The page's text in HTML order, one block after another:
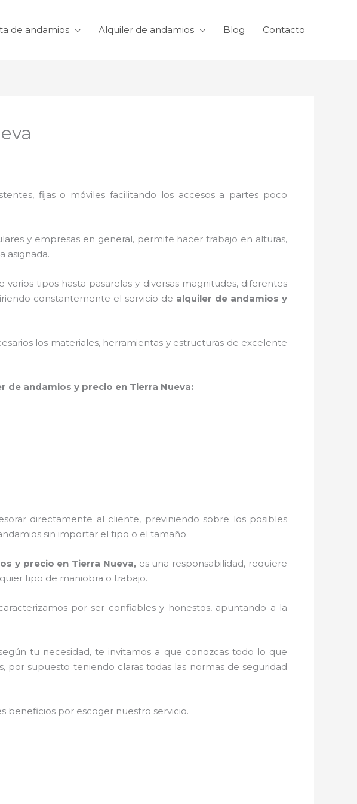
de andamios Alquiler de andamios Blog Contacto
fijas o móviles facilitando los accesos a partes poco
y empresas en general, permite hacer trabajo en alturas,
asignada.
tipos hasta pasarelas y diversas magnitudes, diferentes
constantemente el servicio de alquiler de andamios y
los materiales, herramientas y estructuras de excelente
de andamios y precio en Tierra Nueva:
directamente al cliente, previniendo sobre los posibles
sin importar el tipo o el tamaño.
y precio en Tierra Nueva,es una responsabilidad, requiere
tipo de maniobra o trabajo.
por ser confiables y honestos, apuntando a la
tu necesidad, te invitamos a que conozcas todo lo que
por supuesto teniendo claras todas las normas de seguridad
beneficios por escoger nuestro servicio.